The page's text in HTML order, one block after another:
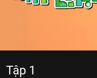
Tập 1